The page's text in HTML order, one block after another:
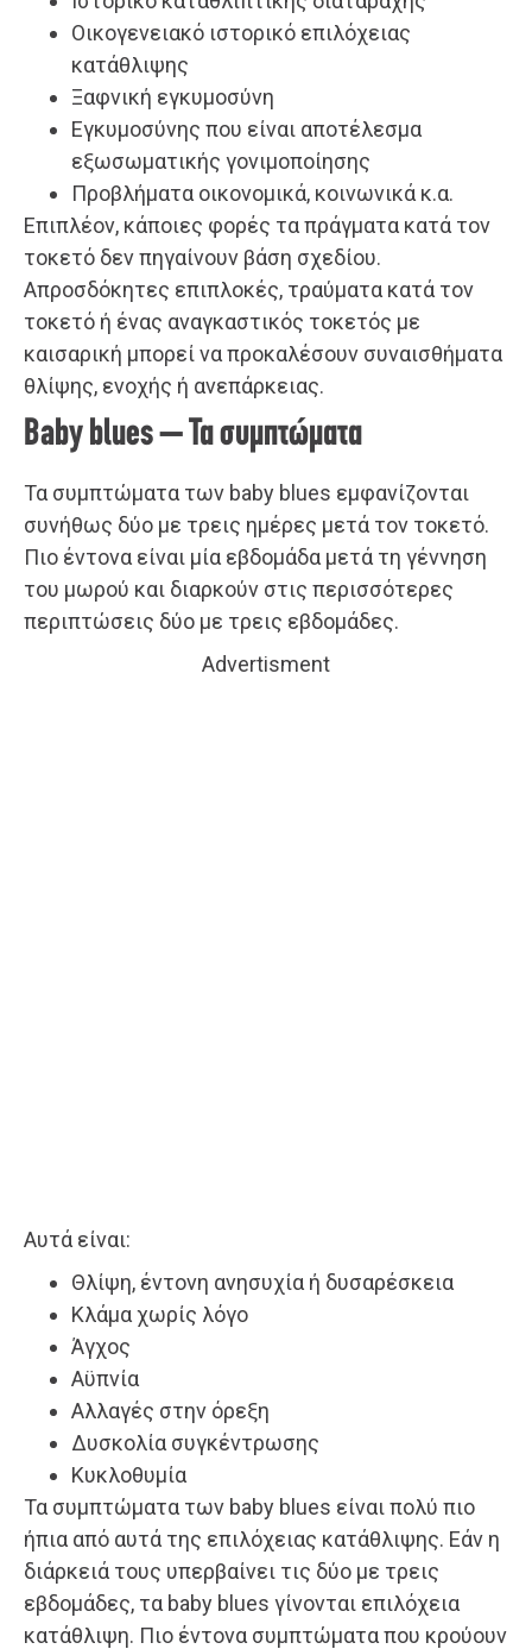
Οικογενειακό ιστορικό επιλόχειας
κατάθλιψης
Ξαφνική εγκυμοσύνη
Εγκυμοσύνης που είναι αποτέλεσμα
εξωσωματικής γονιμοποίησης
Προβλήματα οικονομικά, κοινωνικά κ.α.
Επιπλέον, κάποιες φορές τα πράγματα κατά τον
τοκετό δεν πηγαίνουν βάση σχεδίου.
Απροσδόκητες επιπλοκές, τραύματα κατά τον
τοκετό ή ένας αναγκαστικός τοκετός με
καισαρική μπορεί να προκαλέσουν συναισθήματα
θλίψης, ενοχής ή ανεπάρκειας.
Baby blues – Τα συμπτώματα
Τα συμπτώματα των baby blues εμφανίζονται
συνήθως δύο με τρεις ημέρες μετά τον τοκετό.
Πιο έντονα είναι μία εβδομάδα μετά τη γέννηση
του μωρού και διαρκούν στις περισσότερες
περιπτώσεις δύο με τρεις εβδομάδες.
Advertisment
Αυτά είναι:
Θλίψη, έντονη ανησυχία ή δυσαρέσκεια
Κλάμα χωρίς λόγο
Άγχος
Αϋπνία
Αλλαγές στην όρεξη
Δυσκολία συγκέντρωσης
Κυκλοθυμία
Τα συμπτώματα των baby blues είναι πολύ πιο
ήπια από αυτά της επιλόχειας κατάθλιψης. Εάν η
διάρκειά τους υπερβαίνει τις δύο με τρεις
εβδομάδες, τα baby blues γίνονται επιλόχεια
κατάθλιψη. Πιο έντονα συμπτώματα που κρούουν